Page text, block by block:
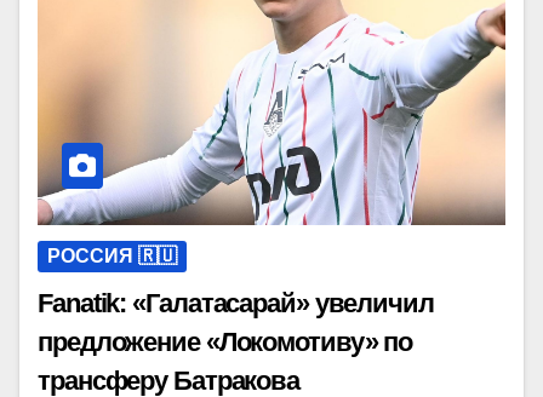
РОССИЯ 🇷🇺
Fanatik: «Галатасарай» увеличил
предложение «Локомотиву» по
трансферу Батракова